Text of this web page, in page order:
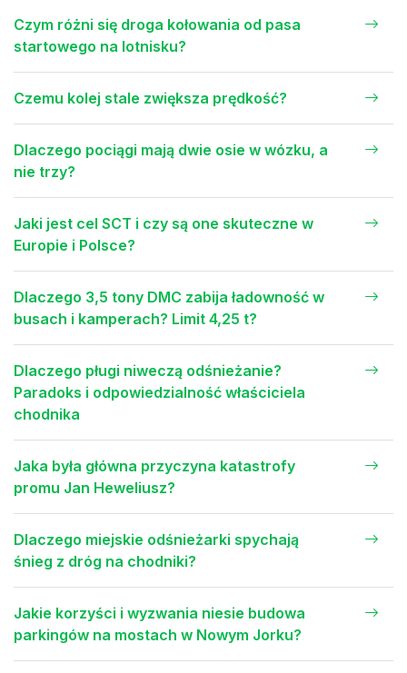
Czym różni się droga kołowania od pasa
startowego na lotnisku?
Czemu kolej stale zwiększa prędkość?
Dlaczego pociągi mają dwie osie w wózku, a
nie trzy?
Jaki jest cel SCT i czy są one skuteczne w
Europie i Polsce?
Dlaczego 3,5 tony DMC zabija ładowność w
busach i kamperach? Limit 4,25 t?
Dlaczego pługi niweczą odśnieżanie?
Paradoks i odpowiedzialność właściciela
chodnika
Jaka była główna przyczyna katastrofy
promu Jan Heweliusz?
Dlaczego miejskie odśnieżarki spychają
śnieg z dróg na chodniki?
Jakie korzyści i wyzwania niesie budowa
parkingów na mostach w Nowym Jorku?